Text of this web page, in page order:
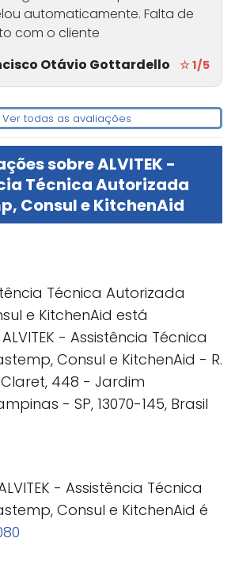
automaticamente. Falta de
com o cliente
Otávio Gottardello
☆ 1/5
Ver todas as avaliações
sobre ALVITEK -
Técnica Autorizada
Consul e KitchenAid
Técnica Autorizada
e KitchenAid está
- Assistência Técnica
Consul e KitchenAid - R.
448 - Jardim
- SP, 13070-145, Brasil
- Assistência Técnica
Consul e KitchenAid é